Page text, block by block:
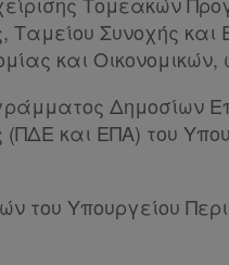
Συνοχής και
και
Δημοσίων
και ΕΠΑ) του
του Υπουργείου